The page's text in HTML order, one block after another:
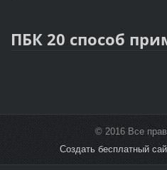
ПБК 20 способ
© 2016 Все
Создать бесплатный